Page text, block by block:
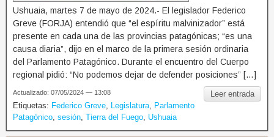
Ushuaia, martes 7 de mayo de 2024.- El legislador Federico
Greve (FORJA) entendió que “el espíritu malvinizador” está
presente en cada una de las provincias patagónicas; “es una
causa diaria”, dijo en el marco de la primera sesión ordinaria
del Parlamento Patagónico. Durante el encuentro del Cuerpo
regional pidió: “No podemos dejar de defender posiciones” […]
Leer entrada
Actualizado: 07/05/2024 — 13:08
Etiquetas: Federico Greve Legislatura
Parlamento
Patagónico sesión Tierra del Fuego Ushuaia